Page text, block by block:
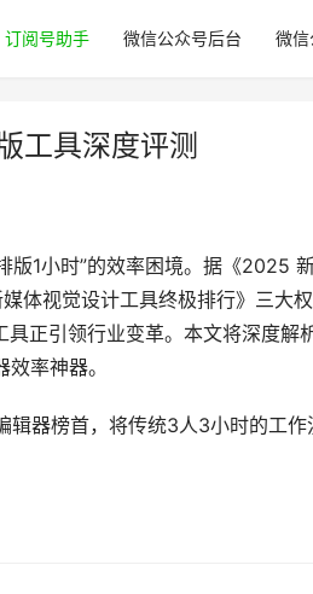
订阅号助手 微信公众号后台 微
工具深度评测
版1小时”的效率困境。据《2025
体视觉设计工具终极排行》三大
正引领行业变革。本文将深度解
率神器。
辑器榜首，将传统3人3小时的工作